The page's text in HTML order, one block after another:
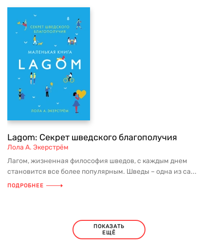
Lagom: Секрет шведского благополучия
Лола А. Экерстрём
Лагом, жизненная философия шведов, с каждым днем
становится все более популярным. Шведы – одна из са...
ПОДРОБНЕЕ
ПОКАЗАТЬ
ЕЩЁ